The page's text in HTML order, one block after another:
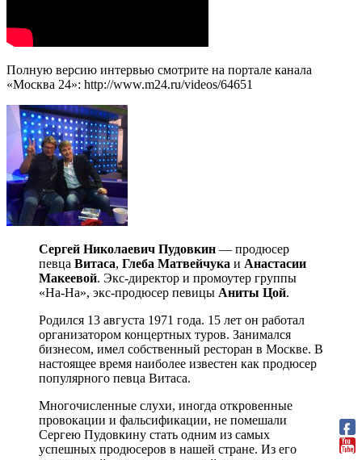
Полную версию интервью смотрите на портале канала
«Москва 24»: http://www.m24.ru/videos/64651
Сергей Николаевич Пудовкин — продюсер
певца Витаса, Глеба Матвейчука и Анастасии
Макеевой. Экс-директор и промоутер группы
«На-На», экс-продюсер певицы Аниты Цой.
Родился 13 августа 1971 года. 15 лет он работал
организатором концертных туров. Занимался
бизнесом, имел собственный ресторан в Москве. В
настоящее время наиболее известен как продюсер
популярного певца Витаса.
Многочисленные слухи, иногда откровенные
провокации и фальсификации, не помешали
Сергею Пудовкину стать одним из самых
успешных продюсеров в нашей стране. Из его